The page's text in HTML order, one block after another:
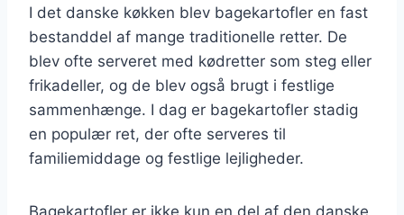
I det danske køkken blev bagekartofler en fast
bestanddel af mange traditionelle retter. De
blev ofte serveret med kødretter som steg eller
frikadeller, og de blev også brugt i festlige
sammenhænge. I dag er bagekartofler stadig
en populær ret, der ofte serveres til
familiemiddage og festlige lejligheder.
Bagekartofler er ikke kun en del af den danske